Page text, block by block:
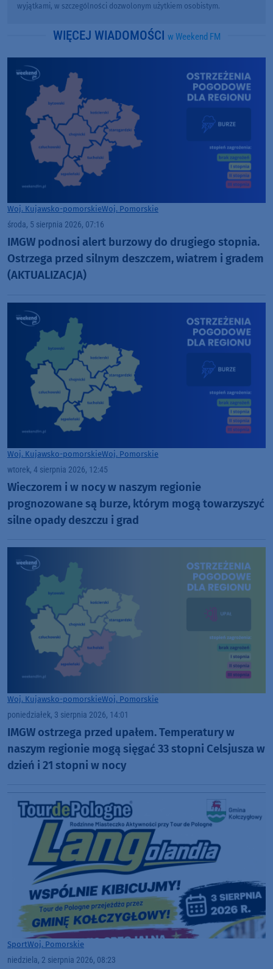
wyjątkami, w szczególności dozwolonym użytkiem osobistym.
WIĘCEJ WIADOMOŚCI w Weekend FM
Woj. Kujawsko-pomorskieWoj. Pomorskie
środa, 5 sierpnia 2026, 07:16
IMGW podnosi alert burzowy do drugiego stopnia.
Ostrzega przed silnym deszczem, wiatrem i gradem
(AKTUALIZACJA)
Woj. Kujawsko-pomorskieWoj. Pomorskie
wtorek, 4 sierpnia 2026, 12:45
Wieczorem i w nocy w naszym regionie
prognozowane są burze, którym mogą towarzyszyć
silne opady deszczu i grad
Woj. Kujawsko-pomorskieWoj. Pomorskie
poniedziałek, 3 sierpnia 2026, 14:01
IMGW ostrzega przed upałem. Temperatury w
naszym regionie mogą sięgać 33 stopni Celsjusza w
dzień i 21 stopni w nocy
SportWoj. Pomorskie
niedziela, 2 sierpnia 2026, 08:23